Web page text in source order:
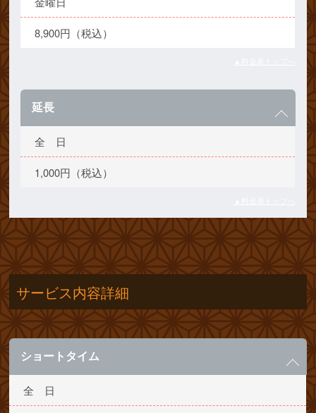
8,900円（税込）
延長
全 日
1,000円（税込）
サービス内容詳細
ショートタイム
全 日